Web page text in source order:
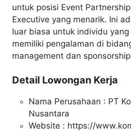
untuk posisi Event
Executive yang menarik. Ini
luar biasa untuk individu
memiliki pengalaman di
management dan
Detail Lowongan Kerja
Nama Perusahaan : PT
Nusantara
Website : https://